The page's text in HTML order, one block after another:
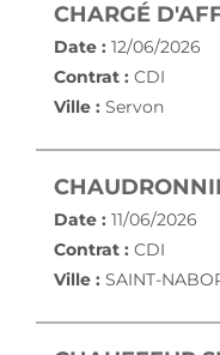
CHARGÉ
Date : 12/06/2026
Contrat : CDI
Ville : Servon
Date : 11/06/2026
Contrat : CDI
Ville : SAINT-